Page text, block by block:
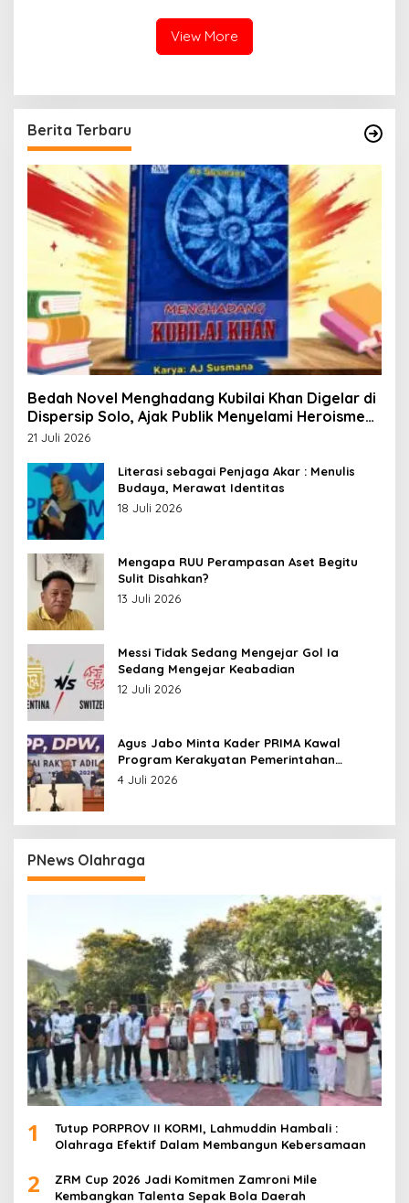
View More
Berita Terbaru
Bedah Novel Menghadang Kubilai Khan Digelar di
Dispersip Solo, Ajak Publik Menyelami Heroisme
Leluhur Nusantara
21 Juli 2026
Literasi sebagai Penjaga Akar : Menulis
Budaya, Merawat Identitas
18 Juli 2026
Mengapa RUU Perampasan Aset Begitu
Sulit Disahkan?
13 Juli 2026
Messi Tidak Sedang Mengejar Gol Ia
Sedang Mengejar Keabadian
12 Juli 2026
Agus Jabo Minta Kader PRIMA Kawal
Program Kerakyatan Pemerintahan
Prabowo
4 Juli 2026
PNews Olahraga
1
Tutup PORPROV II KORMI, Lahmuddin Hambali :
Olahraga Efektif Dalam Membangun Kebersamaan
2
ZRM Cup 2026 Jadi Komitmen Zamroni Mile
Kembangkan Talenta Sepak Bola Daerah